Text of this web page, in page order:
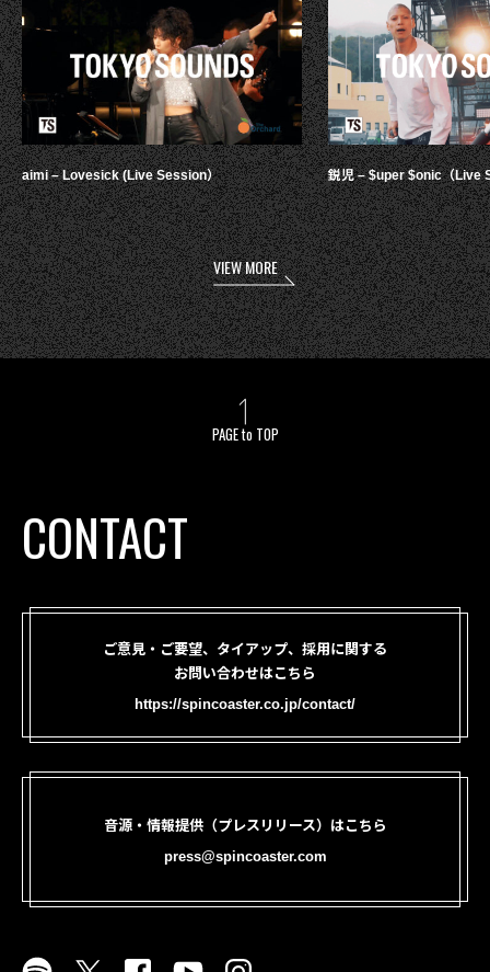
aimi – Lovesick (Live Session） 鋭児 – $uper $onic（Live
VIEW MORE
PAGE to TOP
CONTACT
ご意見・ご要望、タイアップ、採用に関する
お問い合わせはこちら
https://spincoaster.co.jp/contact/
音源・情報提供（プレスリリース）はこちら
press@spincoaster.com